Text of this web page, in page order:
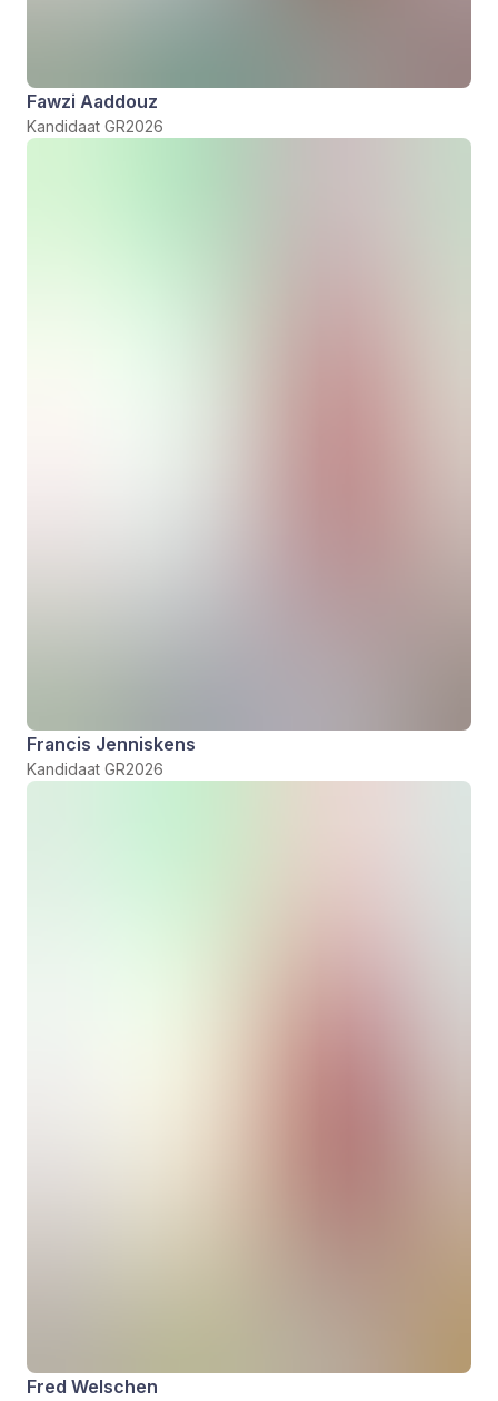
Fawzi Aaddouz
Kandidaat GR2026
Francis Jenniskens
Kandidaat GR2026
Fred Welschen